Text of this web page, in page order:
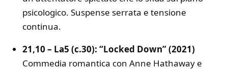
psicologico. Suspense serrata e tensione
continua.
21,10 – La5 (c.30): “Locked Down” (2021)
Commedia romantica con Anne Hathaway e